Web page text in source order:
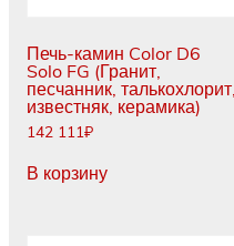
Печь-камин Color D6
Solo FG (Гранит,
песчанник, талькохлорит,
известняк, керамика)
142 111₽
В корзину